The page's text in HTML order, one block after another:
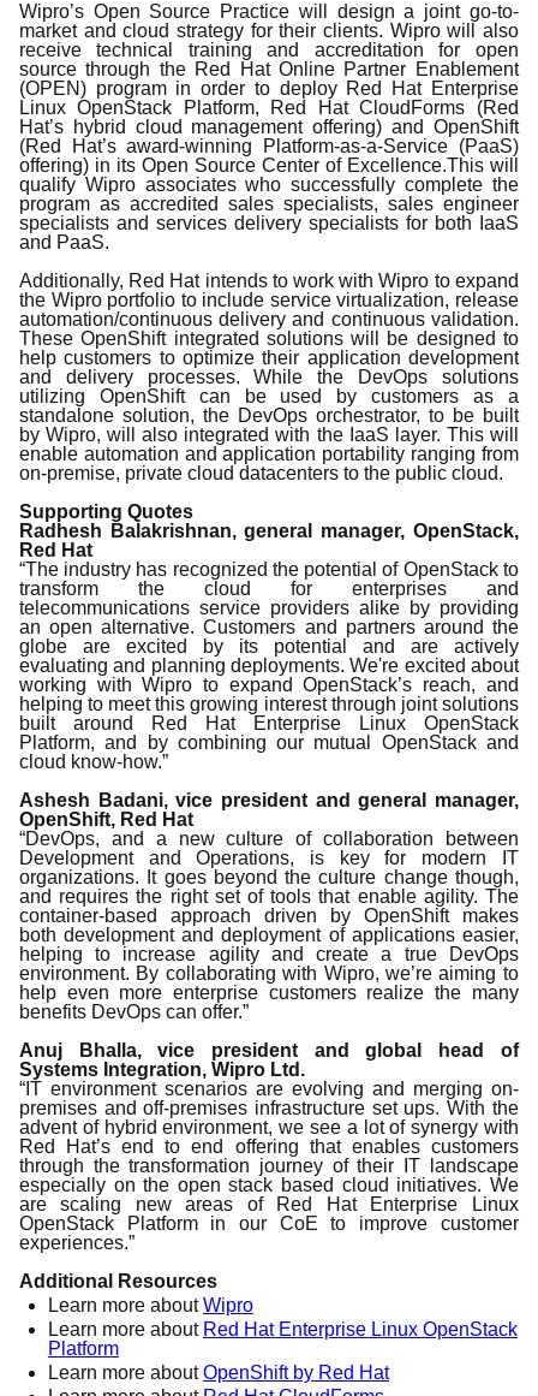
Wipro’s Open Source Practice will design a joint go-to-
market and cloud strategy for their clients. Wipro will also
receive technical training and accreditation for open
source through the Red Hat Online Partner Enablement
(OPEN) program in order to deploy Red Hat Enterprise
Linux OpenStack Platform, Red Hat CloudForms (Red
Hat’s hybrid cloud management offering) and OpenShift
(Red Hat’s award-winning Platform-as-a-Service (PaaS)
offering) in its Open Source Center of Excellence.This will
qualify Wipro associates who successfully complete the
program as accredited sales specialists, sales engineer
specialists and services delivery specialists for both IaaS
and PaaS.
Additionally, Red Hat intends to work with Wipro to expand
the Wipro portfolio to include service virtualization, release
automation/continuous delivery and continuous validation.
These OpenShift integrated solutions will be designed to
help customers to optimize their application development
and delivery processes. While the DevOps solutions
utilizing OpenShift can be used by customers as a
standalone solution, the DevOps orchestrator, to be built
by Wipro, will also integrated with the IaaS layer. This will
enable automation and application portability ranging from
on-premise, private cloud datacenters to the public cloud.
Supporting Quotes
Radhesh Balakrishnan, general manager, OpenStack,
Red Hat
“The industry has recognized the potential of OpenStack to
transform the cloud for enterprises and
telecommunications service providers alike by providing
an open alternative. Customers and partners around the
globe are excited by its potential and are actively
evaluating and planning deployments. We're excited about
working with Wipro to expand OpenStack’s reach, and
helping to meet this growing interest through joint solutions
built around Red Hat Enterprise Linux OpenStack
Platform, and by combining our mutual OpenStack and
cloud know-how.”
Ashesh Badani, vice president and general manager,
OpenShift, Red Hat
“DevOps, and a new culture of collaboration between
Development and Operations, is key for modern IT
organizations. It goes beyond the culture change though,
and requires the right set of tools that enable agility. The
container-based approach driven by OpenShift makes
both development and deployment of applications easier,
helping to increase agility and create a true DevOps
environment. By collaborating with Wipro, we’re aiming to
help even more enterprise customers realize the many
benefits DevOps can offer.”
Anuj Bhalla, vice president and global head of
Systems Integration, Wipro Ltd.
“IT environment scenarios are evolving and merging on-
premises and off-premises infrastructure set ups. With the
advent of hybrid environment, we see a lot of synergy with
Red Hat’s end to end offering that enables customers
through the transformation journey of their IT landscape
especially on the open stack based cloud initiatives. We
are scaling new areas of Red Hat Enterprise Linux
OpenStack Platform in our CoE to improve customer
experiences.”
Additional Resources
Learn more aboutWipro
Learn more about Red Hat Enterprise Linux OpenStack
Platform
Learn more aboutOpenShift by Red Hat